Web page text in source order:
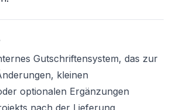
Gutschriftensystem, das zur
kleinen
optionalen Ergänzungen
nach der Lieferung